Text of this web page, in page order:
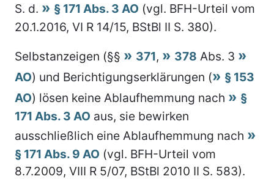
S. d.
§ 171 Abs. 3 AO (vgl. BFH-Urteil vom
20.1.2016, VI R 14/15, BStBl II S. 380).
Selbstanzeigen (§§
371, 378 Abs. 3
AO) und Berichtigungserklärungen (
§ 153
AO) lösen keine Ablaufhemmung nach
§
171 Abs. 3 AO aus, sie bewirken
ausschließlich eine Ablaufhemmung nach
§ 171 Abs. 9 AO (vgl. BFH-Urteil vom
8.7.2009, VIII R 5/07, BStBl 2010 II S. 583).